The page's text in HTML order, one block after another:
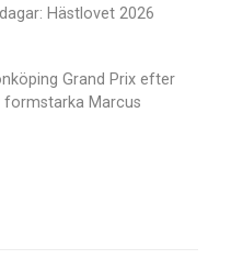
Hästlovet 2026
Grand Prix efter
Marcus